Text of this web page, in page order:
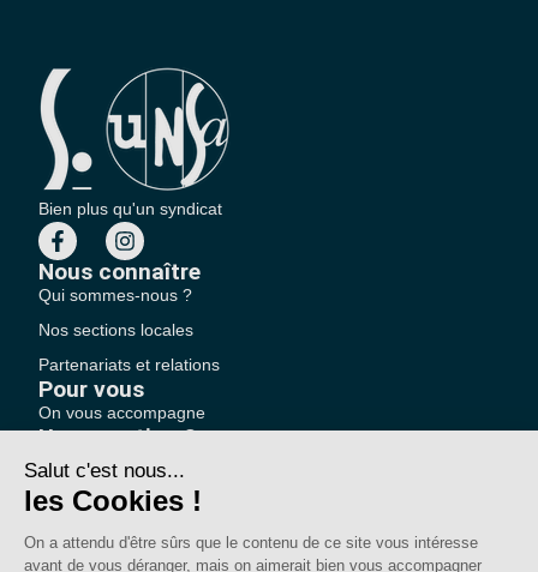
Bien plus qu'un syndicat
Nous connaître
Qui sommes-nous ?
Nos sections locales
Partenariats et relations
Pour vous
On vous accompagne
Une question ?
Pourquoi adhérer ?
Votre section locale
Nous contacter